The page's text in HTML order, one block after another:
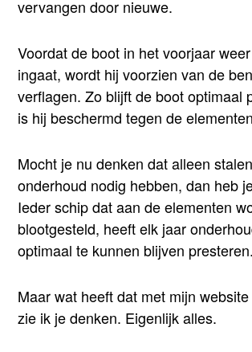
vervangen door nieuwe.
Voordat de boot in het voorjaar
ingaat, wordt hij voorzien van de
verflagen. Zo blijft de boot optimaal
is hij beschermd tegen de
Mocht je nu denken dat alleen
onderhoud nodig hebben, dan heb
Ieder schip dat aan de elementen
blootgesteld, heeft elk jaar
optimaal te kunnen blijven presteren.
Maar wat heeft dat met mijn
zie ik je denken. Eigenlijk alles.